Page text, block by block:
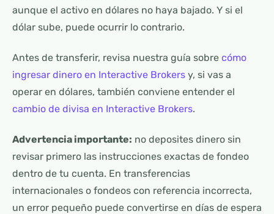
aunque el activo en dólares no haya bajado. Y si el
dólar sube, puede ocurrir lo contrario.
Antes de transferir, revisa nuestra guía sobre cómo
ingresar dinero en Interactive Brokers y, si vas a
operar en dólares, también conviene entender el
cambio de divisa en Interactive Brokers.
Advertencia importante: no deposites dinero sin
revisar primero las instrucciones exactas de fondeo
dentro de tu cuenta. En transferencias
internacionales o fondeos con referencia incorrecta,
un error pequeño puede convertirse en días de espera